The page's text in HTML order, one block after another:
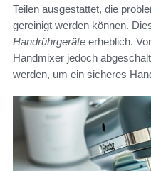
Teilen ausgestattet, die
gereinigt werden können.
Handrührgeräte erheblich.
Handmixer jedoch
werden, um ein sicheres